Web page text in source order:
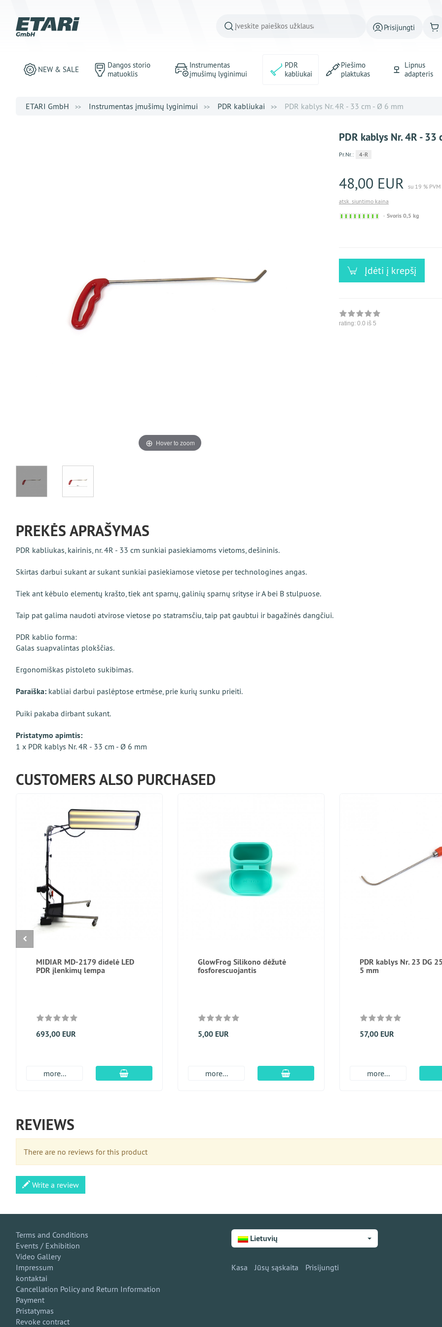
Prisijungti
NEW & SALE
Dangos storio
matuoklis
Instrumentas
įmušimų lyginimui
PDR
kabliukai
Piešimo
plaktukas
Lipnus
adapteris
ETARI GmbH Instrumentas įmušimų lyginimui PDR kabliukai PDR kablys Nr. 4R - 33 cm - Ø 6 mm
Hover to zoom
PDR kablys Nr. 4R - 33
Pr.Nr.: 4-R
48,00 EUR su 19 % PVM
atsk. siuntimo kaina
Sofort
Svoris 0,5 kg
Įdėti į krepšį
rating: 0.0 iš 5
PREKĖS APRAŠYMAS
PDR kabliukas, kairinis, nr. 4R - 33 cm sunkiai pasiekiamoms vietoms, dešininis.
Skirtas darbui sukant ar sukant sunkiai pasiekiamose vietose per technologines angas.
Tiek ant kėbulo elementų krašto, tiek ant sparnų, galinių sparnų srityse ir A bei B stulpuose.
Taip pat galima naudoti atvirose vietose po statramsčiu, taip pat gaubtui ir bagažinės dangčiui.
PDR kablio forma:
Galas suapvalintas plokščias.
Ergonomiškas pistoleto sukibimas.
Paraiška: kabliai darbui paslėptose ertmėse, prie kurių sunku prieiti.
Puiki pakaba dirbant sukant.
Pristatymo apimtis:
1 x PDR kablys Nr. 4R - 33 cm - Ø 6 mm
CUSTOMERS ALSO PURCHASED
MIDIAR MD-2179 didelė LED
PDR įlenkimų lempa
693,00 EUR
more... Įdėti į krepšį
GlowFrog Silikono dėžutė
fosforescuojantis
5,00 EUR
more... Įdėti į krepšį
PDR kablys Nr. 23 DG
5 mm
57,00 EUR
more...
REVIEWS
There are no reviews for this product
Write a review
Terms and Conditions
Events / Exhibition
Video Gallery
Impressum
kontaktai
Cancellation Policy and Return Information
Payment
Pristatymas
Revoke contract
Lietuvių
Kasa Jūsų sąskaita Prisijungti